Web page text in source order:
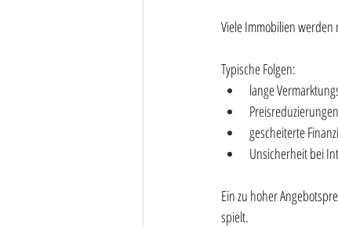
Viele Immobilien
Typische Folgen:
lange
Preisreduzierungen
gescheiterte
Unsicherheit bei
Ein zu hoher
spielt.